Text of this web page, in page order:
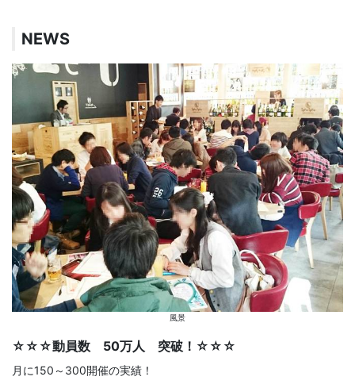
NEWS
風景
☆☆☆動員数 50万人 突破！☆☆☆
月に150～300開催の実績！